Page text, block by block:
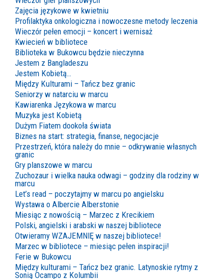
Zajęcia językowe w kwietniu
Profilaktyka onkologiczna i nowoczesne metody leczenia
Wieczór pełen emocji – koncert i wernisaż
Kwiecień w bibliotece
Biblioteka w Bukowcu będzie nieczynna
Jestem z Bangladeszu
Jestem Kobietą…
Między Kulturami – Tańcz bez granic
Seniorzy w natarciu w marcu
Kawiarenka Językowa w marcu
Muzyka jest Kobietą
Dużym Fiatem dookoła świata
Biznes na start: strategia, finanse, negocjacje
Przestrzeń, która należy do mnie – odkrywanie własnych
granic
Gry planszowe w marcu
Zuchozaur i wielka nauka odwagi – godziny dla rodziny w
marcu
Let’s read – poczytajmy w marcu po angielsku
Wystawa o Albercie Alberstonie
Miesiąc z nowością – Marzec z Krecikiem
Polski, angielski i arabski w naszej bibliotece
Otwieramy WZAJEMNIĘ w naszej bibliotece!
Marzec w bibliotece – miesiąc pełen inspiracji!
Ferie w Bukowcu
Między kulturami – Tańcz bez granic. Latynoskie rytmy z
Sonią Ocampo z Kolumbii